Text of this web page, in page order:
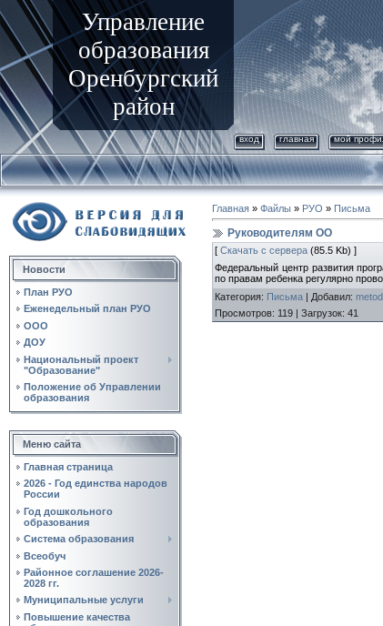
Управление
образования
Оренбургский
район
вход главная мой
Новости
План РУО
Еженедельный план РУО
ООО
ДОУ
Национальный проект
"Образование"
Положение об Управлении
образования
Меню сайта
Главная страница
2026 - Год единства народов
России
Год дошкольного
образования
Система образования
Всеобуч
Районное соглашение 2026-
2028 гг.
Муниципальные услуги
Повышение качества
Главная » Файлы » РУО » Письма
Руководителям ОО
[ Скачать с сервера (85.5 Kb) ]
Федеральный центр развития
по правам ребенка регулярно
Категория: Письма | Добавил:
Просмотров: 119 | Загрузок: 41